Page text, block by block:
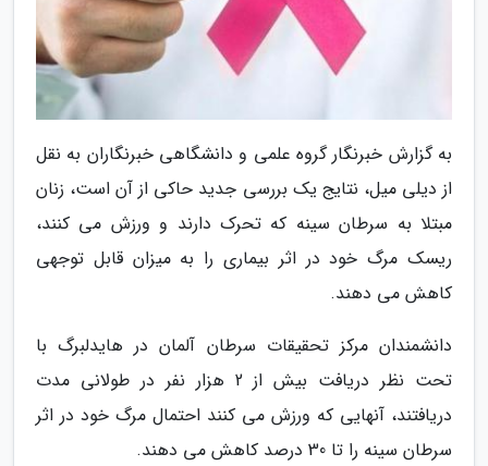
به گزارش خبرنگار گروه علمی و دانشگاهی خبرنگاران به نقل
از دیلی میل، نتایج یک بررسی جدید حاکی از آن است، زنان
مبتلا به سرطان سینه که تحرک دارند و ورزش می کنند،
ریسک مرگ خود در اثر بیماری را به میزان قابل توجهی
کاهش می دهند.
دانشمندان مرکز تحقیقات سرطان آلمان در هایدلبرگ با
تحت نظر دریافت بیش از 2 هزار نفر در طولانی مدت
دریافتند، آنهایی که ورزش می کنند احتمال مرگ خود در اثر
سرطان سینه را تا 30 درصد کاهش می دهند.